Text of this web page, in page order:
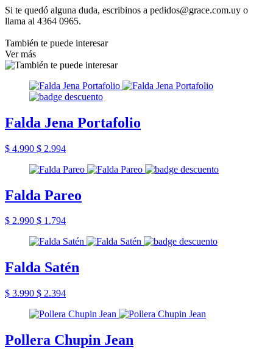
Si te quedó alguna duda, escribinos a pedidos@grace.com.uy o
llama al 4364 0965.
También te puede interesar
Ver más
Falda Jena Portafolio
$ 4.990 $ 2.994
Falda Pareo
$ 2.990 $ 1.794
Falda Satén
$ 3.990 $ 2.394
Pollera Chupin Jean